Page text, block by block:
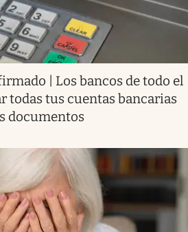
| Los bancos de todo el
todas tus cuentas bancarias
documentos